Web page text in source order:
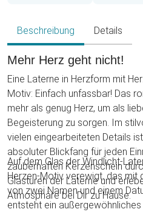
Beschreibung Details
Mehr Herz geht nicht!
Eine Laterne in Herzform mit
Motiv: Einfach unfassbar! Das
mehr als genug Herz, um als
Begeisterung zu sorgen. Im
vielen eingearbeiteten Details
absoluter Blickfang für jeden
zauberhaften Kerzenschein
Glastüren der Laterne und
Atmosphäre bei Dir zu Hause.
Auf dem Glas der Windlicht-
Herzen-Motiv verewigt, das mit
von zwei Namen und einem
entsteht ein